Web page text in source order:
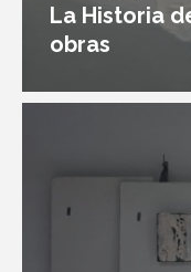
La Historia
obras